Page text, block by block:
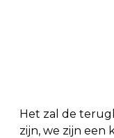
Het zal de
zijn, we zijn een